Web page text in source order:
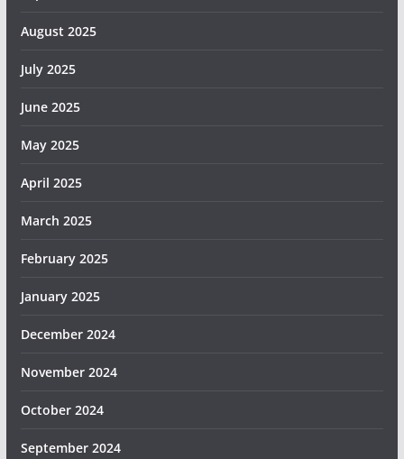
August 2025
July 2025
June 2025
May 2025
April 2025
March 2025
February 2025
January 2025
December 2024
November 2024
October 2024
September 2024